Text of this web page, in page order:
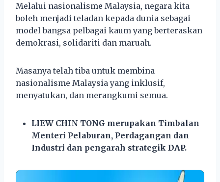
Melalui nasionalisme Malaysia, negara kita
boleh menjadi teladan kepada dunia sebagai
model bangsa pelbagai kaum yang berteraskan
demokrasi, solidariti dan maruah.
Masanya telah tiba untuk membina
nasionalisme Malaysia yang inklusif,
menyatukan, dan merangkumi semua.
LIEW CHIN TONG merupakan Timbalan
Menteri Pelaburan, Perdagangan dan
Industri dan pengarah strategik DAP.